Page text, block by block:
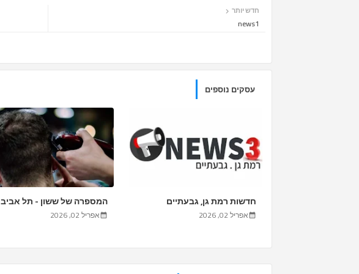
חדש יותר
news1
עסקים נוספים
חדשות רמת גן, גבעתיים
אפריל 02, 2026
המספרה של ששון - תל אביב
אפריל 02, 2026